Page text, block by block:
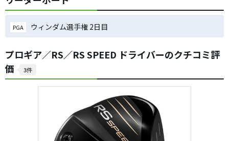
PGA ウィンダム選手権 2日目
プロギア／RS／RS SPEED ドライバーのクチコミ評
価
3件